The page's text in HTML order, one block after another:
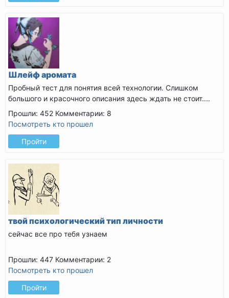
Шлейф аромата
Пробный тест для понятия всей технологии. Слишком
большого и красочного описания здесь ждать не стоит....
Прошли: 452 Комментарии: 8
Посмотреть кто прошел
Пройти
твой психологический тип личности
сейчас все про тебя узнаем
Прошли: 447 Комментарии: 2
Посмотреть кто прошел
Пройти